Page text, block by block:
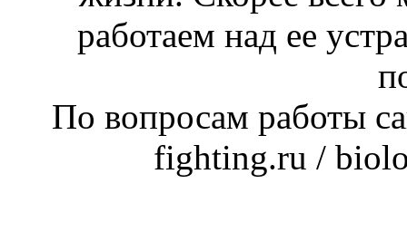
работаем над ее
По вопросам работы
fighting.ru /